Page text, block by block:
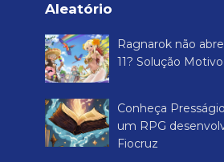
Aleatório
Ragnarok não
11? Solução
Conheça
um RPG
Fiocruz